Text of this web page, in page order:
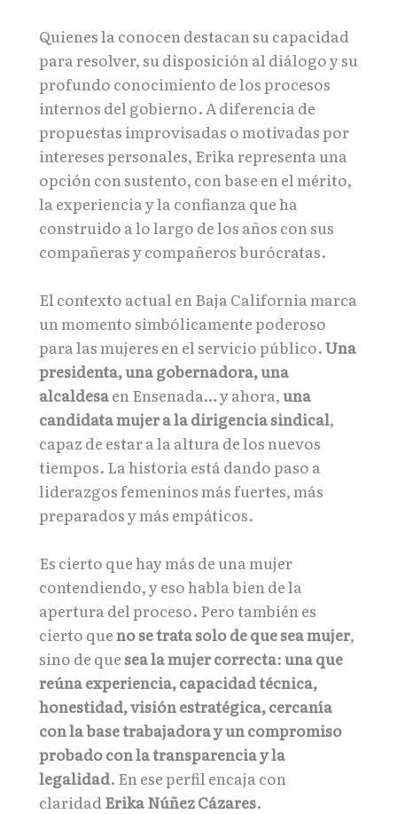
Quienes la conocen destacan su capacidad
para resolver, su disposición al diálogo y su
profundo conocimiento de los procesos
internos del gobierno. A diferencia de
propuestas improvisadas o motivadas por
intereses personales, Erika representa una
opción con sustento, con base en el mérito,
la experiencia y la confianza que ha
construido a lo largo de los años con sus
compañeras y compañeros burócratas.
El contexto actual en Baja California marca
un momento simbólicamente poderoso
para las mujeres en el servicio público.Una
presidenta, una gobernadora, una
alcaldesaen Ensenada… y ahora,una
candidata mujer a la dirigencia sindical,
capaz de estar a la altura de los nuevos
tiempos. La historia está dando paso a
liderazgos femeninos más fuertes, más
preparados y más empáticos.
Es cierto que hay más de una mujer
contendiendo, y eso habla bien de la
apertura del proceso. Pero también es
cierto queno se trata solo de que sea mujer,
sino de que sea la mujer correcta:una que
reúna experiencia, capacidad técnica,
honestidad, visión estratégica, cercanía
con la base trabajadora y un compromiso
probado con la transparencia y la
legalidad. En ese perfil encaja con
claridad Erika Núñez Cázares.